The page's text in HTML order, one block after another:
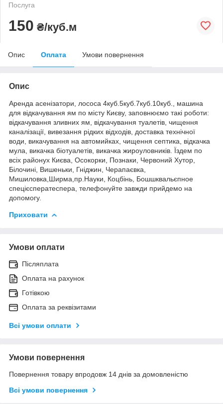
Послуга
150 ₴/куб.м
Опис Оплата Умови повернення
Опис
Аренда асенізатори, лососа 4куб.5куб.7куб.10куб., машина
для відкачування ям по місту Києву, заповнюємо такі роботи:
відкачування зливних ям, відкачування туалетів, чищення
каналізації, вивезання рідких відходів, доставка технічної
води, викачування на автомийках, чищення септика, відкачка
мула, викачка біотуалетів, викачка жироуловників. Їздем по
всіх районух Києва, Осокорки, Познаки, Червоний Хутор,
Білочині, Вишеньки, Гніджин, Черапаєвка,
Мишиловка,Ширма,пр.Науки, Коцбінь, Бошшквальєпное
спецієсператеспера, телефонуйте завжди прийдемо на
допомогу.
Приховати
Умови оплати
Післяплата
Оплата на рахунок
Готівкою
Оплата за реквізитами
Всі умови оплати
Умови повернення
Повернення товару впродовж 14 днів за домовленістю
Всі умови повернення